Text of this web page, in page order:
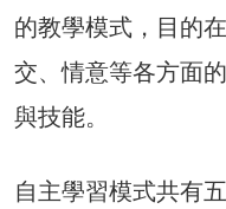
的教學模式，目的
交、情意等各方面
與技能。
自主學習模式共有